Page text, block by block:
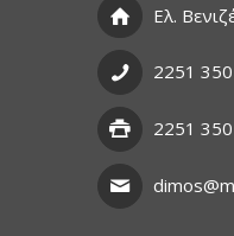
Ελ.
2251
2251